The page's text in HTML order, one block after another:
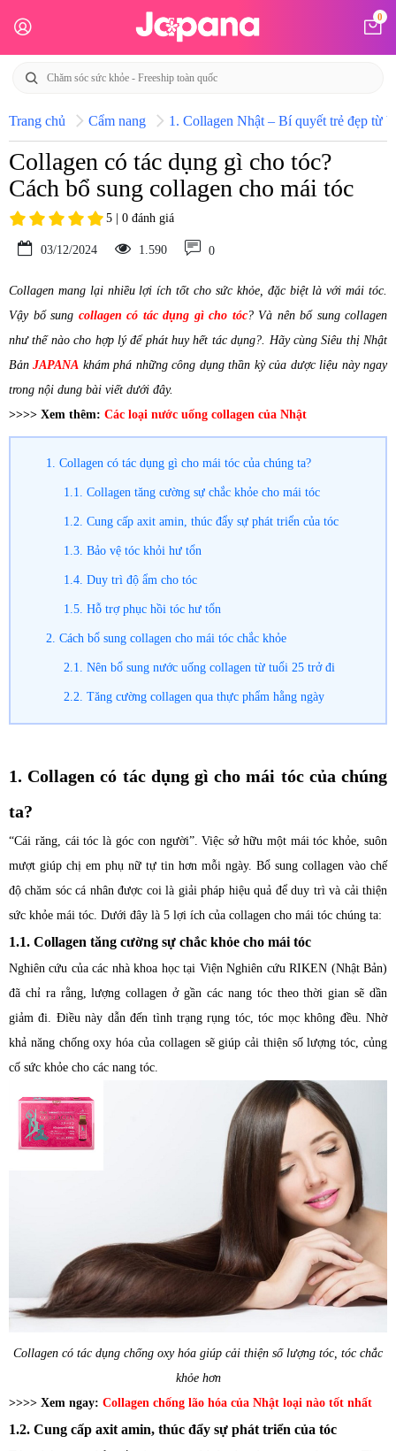
0
Trang chủ Cẩm nang 1. Collagen Nhật – Bí quyết trẻ đẹp từ
Collagen có tác dụng gì cho tóc?
Cách bổ sung collagen cho mái tóc
5 | 0 đánh giá
03/12/2024 1.590 0
Collagen mang lại nhiều lợi ích tốt cho sức khỏe, đặc biệt là với mái tóc.
Vậy bổ sung collagen có tác dụng gì cho tóc? Và nên bổ sung collagen
như thế nào cho hợp lý để phát huy hết tác dụng?. Hãy cùng Siêu thị Nhật
Bản JAPANA khám phá những công dụng thần kỳ của dược liệu này ngay
trong nội dung bài viết dưới đây.
>>>> Xem thêm: Các loại nước uống collagen của Nhật
1. Collagen có tác dụng gì cho mái tóc của chúng ta?
1.1. Collagen tăng cường sự chắc khỏe cho mái tóc
1.2. Cung cấp axit amin, thúc đẩy sự phát triển của tóc
1.3. Bảo vệ tóc khỏi hư tổn
1.4. Duy trì độ ẩm cho tóc
1.5. Hỗ trợ phục hồi tóc hư tổn
2. Cách bổ sung collagen cho mái tóc chắc khỏe
2.1. Nên bổ sung nước uống collagen từ tuổi 25 trở đi
2.2. Tăng cường collagen qua thực phẩm hằng ngày
1. Collagen có tác dụng gì cho mái tóc của chúng
ta?
“Cái răng, cái tóc là góc con người”. Việc sở hữu một mái tóc khỏe, suôn
mượt giúp chị em phụ nữ tự tin hơn mỗi ngày. Bổ sung collagen vào chế
độ chăm sóc cá nhân được coi là giải pháp hiệu quả để duy trì và cải thiện
sức khỏe mái tóc. Dưới đây là 5 lợi ích của collagen cho mái tóc chúng ta:
1.1. Collagen tăng cường sự chắc khỏe cho mái tóc
Nghiên cứu của các nhà khoa học tại Viện Nghiên cứu RIKEN (Nhật Bản)
đã chỉ ra rằng, lượng collagen ở gần các nang tóc theo thời gian sẽ dần
giảm đi. Điều này dẫn đến tình trạng rụng tóc, tóc mọc không đều. Nhờ
khả năng chống oxy hóa của collagen sẽ giúp cải thiện số lượng tóc, củng
cố sức khỏe cho các nang tóc.
Collagen có tác dụng chống oxy hóa giúp cải thiện số lượng tóc, tóc chắc
khỏe hơn
>>>> Xem ngay: Collagen chống lão hóa của Nhật loại nào tốt nhất
1.2. Cung cấp axit amin, thúc đẩy sự phát triển của tóc